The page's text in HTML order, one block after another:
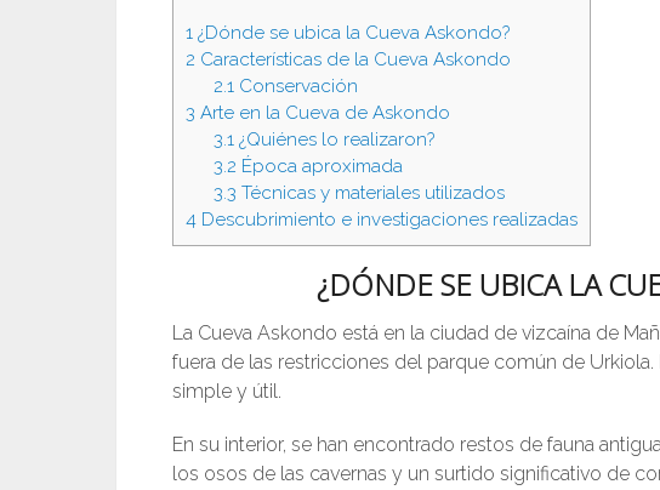
1 ¿Dónde se ubica la Cueva Askondo?
2 Características de la Cueva Askondo
2.1Conservación
3 Arte en la Cueva de Askondo
3.1¿Quiénes lo realizaron?
3.2 Época aproximada
3.3 Técnicas y materiales utilizados
4 Descubrimiento e investigaciones realizadas
¿DÓNDE SE UBICA LA
La Cueva Askondo está en la ciudad de vizcaína de
fuera de las restricciones del parque común de
simple y útil.
En su interior, se han encontrado restos de fauna
los osos de las cavernas y un surtido significativo de